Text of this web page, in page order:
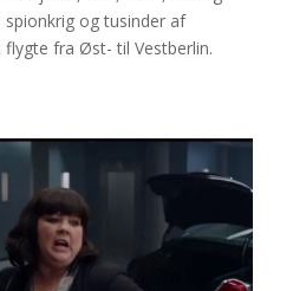
og tusinder af
fra Øst- til Vestberlin.